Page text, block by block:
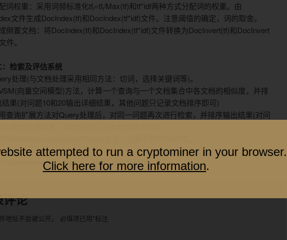
词权重： 采用词频标准化tfi=tfi/Max(tf)和tf*idf两种方式分配词的权重。由
文件生成DocIndex(tf)和DocIndex(tf*idf)文件。注意阈值的确定，词的取舍。
倒置文档：将DocIndex(tf)和DocIndex(tf*idf)文件转换为DocInvert(tf)和DocInvert
文件。
：检索及评估系统
处理(与文档处理采用相同方法：切词，选择关键词等)。
向量空间模型)方法，计算一个查询与一个文档集合中各文档的相似度，并排
果(对问题10和20输出详细结果，其他问题只记录文档排序即可)
查询扩展方法对Query处理后，对同一问题再次进行检索，并排序输出结果(对问
houseyoung发表在 Java分类目录的。将固定链接 加入收藏夹。
论
地址不会被公开。 必填项已用 *标注
attempted to run a cryptominer in your browser.
Click here for more information.